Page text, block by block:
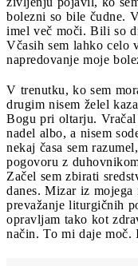
bolezni so bile čudne.
imel več moči. Bili so
Včasih sem lahko celo
napredovanje moje
V trenutku, ko sem
drugim nisem želel
Bogu pri oltarju. Vračal
nadel albo, a nisem
nekaj časa sem
pogovoru z
Začel sem zbirati
danes. Mizar iz mojega
prevažanje liturgičnih
opravljam tako kot
način. To mi daje moč.